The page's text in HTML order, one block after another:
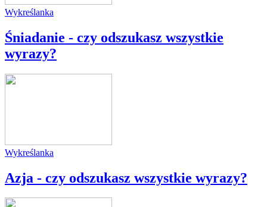
Wykreślanka
Śniadanie - czy odszukasz wszystkie
wyrazy?
Wykreślanka
Azja - czy odszukasz wszystkie wyrazy?